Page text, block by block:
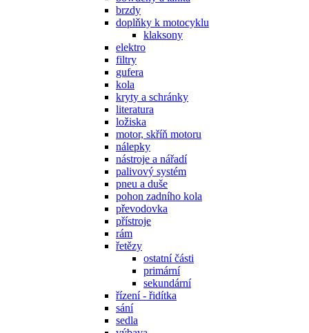
brzdy
doplňky k motocyklu
klaksony
elektro
filtry
gufera
kola
kryty a schránky
literatura
ložiska
motor, skříň motoru
nálepky
nástroje a nářadí
palivový systém
pneu a duše
pohon zadního kola
převodovka
přístroje
rám
řetězy
ostatní části
primární
sekundární
řízení - řidítka
sání
sedla